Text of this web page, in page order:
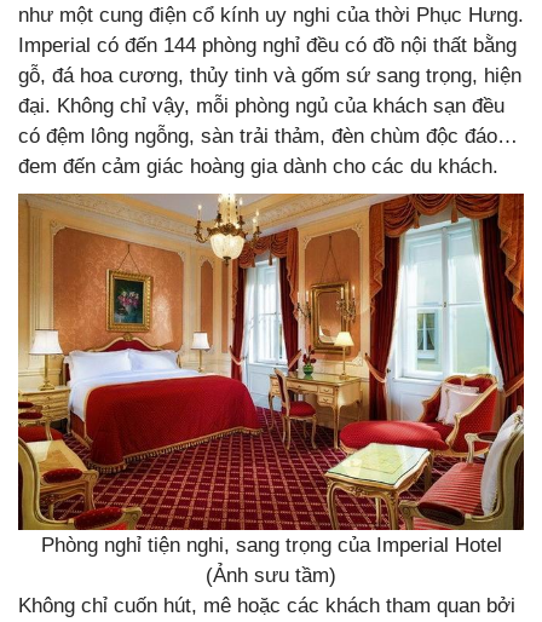
như một cung điện cổ kính uy nghi của thời Phục Hưng.
Imperial có đến 144 phòng nghỉ đều có đồ nội thất bằng
gỗ, đá hoa cương, thủy tinh và gốm sứ sang trọng, hiện
đại. Không chỉ vậy, mỗi phòng ngủ của khách sạn đều
có đệm lông ngỗng, sàn trải thảm, đèn chùm độc đáo…
đem đến cảm giác hoàng gia dành cho các du khách.
Phòng nghỉ tiện nghi, sang trọng của Imperial Hotel
(Ảnh sưu tầm)
Không chỉ cuốn hút, mê hoặc các khách tham quan bởi